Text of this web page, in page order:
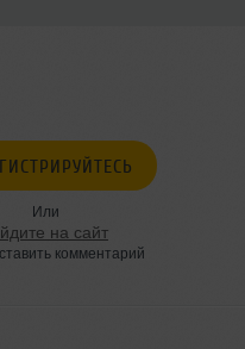
Или
на сайт
комментарий